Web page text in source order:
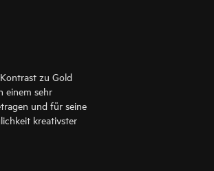
zu Gold
einem sehr
und für seine
kreativster